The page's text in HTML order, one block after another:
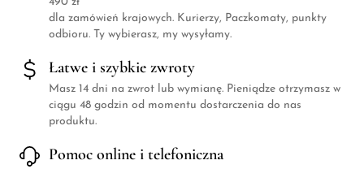
dla zamówień krajowych. Kurierzy, Paczkomaty, punkty
odbioru. Ty wybierasz, my wysyłamy.
Łatwe i szybkie zwroty
Masz 14 dni na zwrot lub wymianę. Pieniądze otrzymasz w
ciągu 48 godzin od momentu dostarczenia do nas
produktu.
Pomoc online i telefoniczna